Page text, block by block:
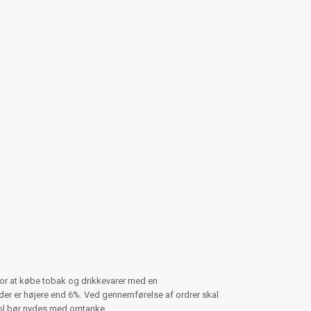
at købe tobak og drikkevarer med en
er højere end 6%. Ved gennemførelse af ordrer skal
nydes med omtanke.